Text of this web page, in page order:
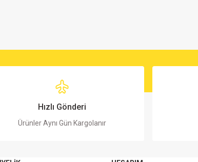
Hızlı Gönderi
Ürünler Aynı Gün Kargolanır